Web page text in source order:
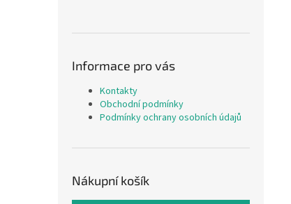
Informace pro vás
Kontakty
Obchodní podmínky
Podmínky ochrany osobních údajů
Nákupní košík